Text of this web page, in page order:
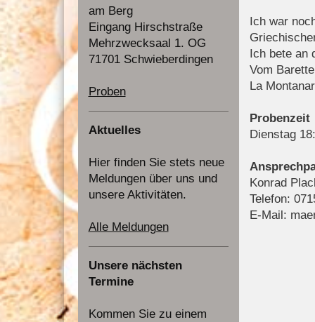
Ich war
Ich bete an
Vom Barette
La
Probenzeit
Dienstag
Konrad
Telefon:
E-Mail:
am Berg
Eingang Hirschstraße
Mehrzwecksaal 1. OG
71701 Schwieberdingen
Proben
Aktuelles
Hier finden Sie stets neue
Meldungen über uns und
unsere Aktivitäten.
Alle Meldungen
Unsere nächsten
Termine
Kommen Sie zu einem